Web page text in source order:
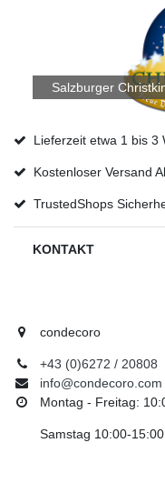
Salzburger
Lieferzeit etwa 1 bis 3
Kostenloser Versand
TrustedShops
KONTAKT
condecoro
+43 (0)6272 / 20808
info@condecoro.com
Montag - Freitag:
Samstag 10:00-15:00